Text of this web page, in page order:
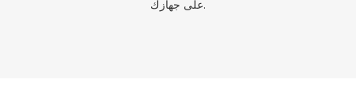
على جهازك.